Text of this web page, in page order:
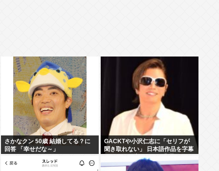
さかなクン 50歳 結婚してる？に
回答 「幸せだな～」
GACKTや小沢仁志に「セリフが
聞き取れない」 日本語作品を字幕
で見る人が増えている背景